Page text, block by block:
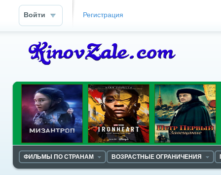
Войти Регистрация
ФИЛЬМЫ ПО СТРАНАМ ВОЗРАСТНЫЕ ОГРАНИЧЕНИЯ